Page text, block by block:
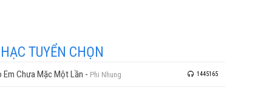
TUYỂN CHỌN
Em Chưa Mặc Một Lần - Phi Nhung 1445165